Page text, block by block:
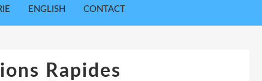
ENGLISH CONTACT
Rapides